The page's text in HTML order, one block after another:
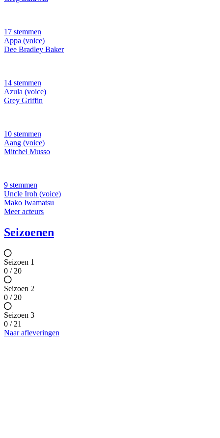
17 stemmen
Appa (voice)
Dee Bradley Baker
14 stemmen
Azula (voice)
Grey Griffin
10 stemmen
Aang (voice)
Mitchel Musso
9 stemmen
Uncle Iroh (voice)
Mako Iwamatsu
Meer acteurs
Seizoenen
Seizoen 1
0 / 20
Seizoen 2
0 / 20
Seizoen 3
0 / 21
Naar afleveringen